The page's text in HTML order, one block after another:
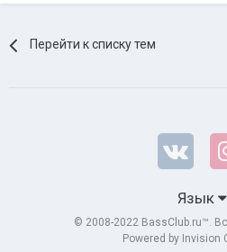
Перейти к списку тем
Язык
© 2008-2022 BassClub.ru™.
Powered by Invision